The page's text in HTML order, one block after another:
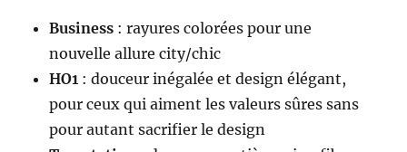
Business : rayures colorées pour une
nouvelle allure city/chic
HO1 : douceur inégalée et design élégant,
pour ceux qui aiment les valeurs sûres sans
pour autant sacrifier le design